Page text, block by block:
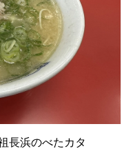
長浜のべたカタ